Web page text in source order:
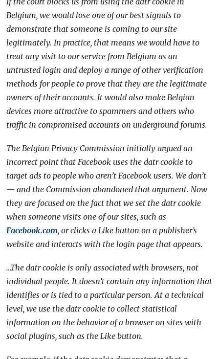
Belgium, we would lose one of our best signals to
demonstrate that someone is coming to our site
legitimately. In practice, that means we would have to
treat any visit to our service from Belgium as an
untrusted login and deploy a range of other verification
methods for people to prove that they are the legitimate
owners of their accounts. It would also make Belgian
devices more attractive to spammers and others who
traffic in compromised accounts on underground forums.
The Belgian Privacy Commission initially argued an
incorrect point that Facebook uses the datr cookie to
target ads to people who aren’t Facebook users. We don’t
— and the Commission abandoned that argument. Now
they are focused on the fact that we set the datr cookie
when someone visits one of our sites, such as
Facebook.com, or clicks a Like button on a publisher’s
website and interacts with the login page that appears.
…The datr cookie is only associated with browsers, not
individual people. It doesn’t contain any information that
identifies or is tied to a particular person. At a technical
level, we use the datr cookie to collect statistical
information on the behavior of a browser on sites with
social plugins, such as the Like button.